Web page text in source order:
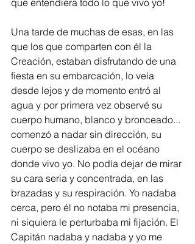
Una tarde de muchas de esas, en las
que los que comparten con él la
Creación, estaban disfrutando de una
fiesta en su embarcación, lo veía
desde lejos y de momento entró al
agua y por primera vez observé su
cuerpo humano, blanco y bronceado...
comenzó a nadar sin dirección, su
cuerpo se deslizaba en el océano
donde vivo yo. No podía dejar de mirar
su cara seria y concentrada, en las
brazadas y su respiración. Yo nadaba
cerca, pero él no notaba mi presencia,
ni siquiera le perturbaba mi fijación. El
Capitán nadaba y nadaba y yo me